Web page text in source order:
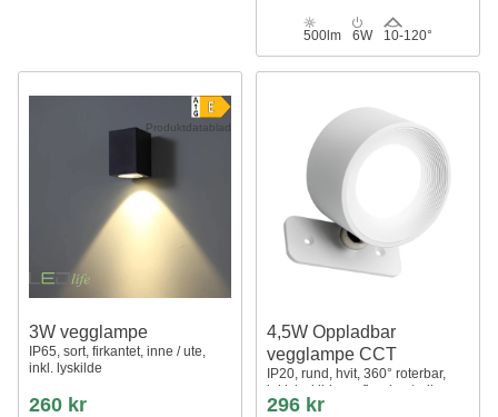
500lm 6W 10-120°
Produktdatablad
3W vegglampe
IP65, sort, firkantet, inne / ute,
inkl. lyskilde
260 kr
4,5W Oppladbar
vegglampe CCT
IP20, rund, hvit, 360° roterbar,
inkl. lyskilde og fjernkontroll
296 kr